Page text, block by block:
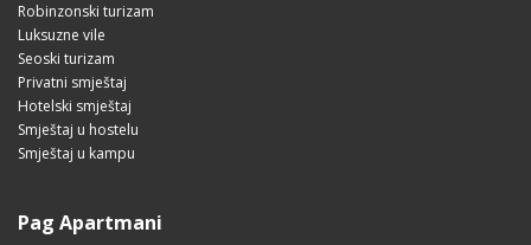
Robinzonski turizam
Luksuzne vile
Seoski turizam
Privatni smještaj
Hotelski smještaj
Smještaj u hostelu
Smještaj u kampu
Pag Apartmani